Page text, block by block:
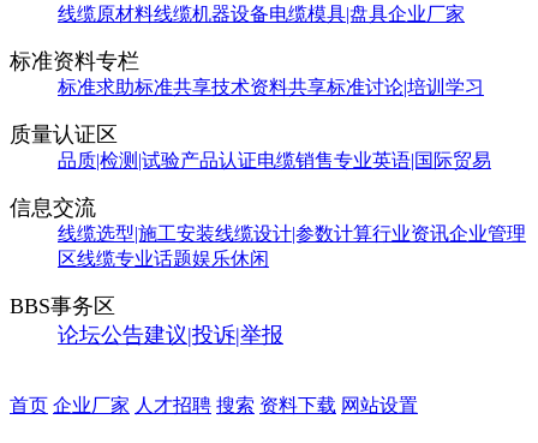
线缆原材料线缆机器设备电缆模具|盘具企业厂家
标准资料专栏
标准求助标准共享技术资料共享标准讨论|培训学习
质量认证区
品质|检测|试验产品认证电缆销售专业英语|国际贸易
信息交流
线缆选型|施工安装线缆设计|参数计算行业资讯企业管理
区线缆专业话题娱乐休闲
BBS事务区
论坛公告建议|投诉|举报
首页 企业厂家 人才招聘 搜索 资料下载 网站设置